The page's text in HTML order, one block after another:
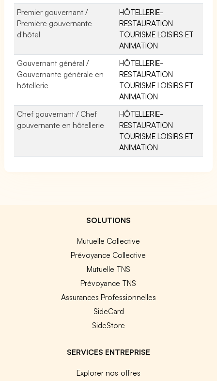
Premier gouvernant /
Première gouvernante
d'hôtel
HÔTELLERIE-
RESTAURATION
TOURISME LOISIRS ET
ANIMATION
Gouvernant général /
Gouvernante générale en
hôtellerie
HÔTELLERIE-
RESTAURATION
TOURISME LOISIRS ET
ANIMATION
Chef gouvernant / Chef
gouvernante en hôtellerie
HÔTELLERIE-
RESTAURATION
TOURISME LOISIRS ET
ANIMATION
SOLUTIONS
Mutuelle Collective
Prévoyance Collective
Mutuelle TNS
Prévoyance TNS
Assurances Professionnelles
SideCard
SideStore
SERVICES ENTREPRISE
Explorer nos offres